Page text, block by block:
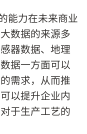
能力在未来商业
数据的来源多
器数据、地理
据一方面可以
需求，从而推
以提升企业内
于生产工艺的